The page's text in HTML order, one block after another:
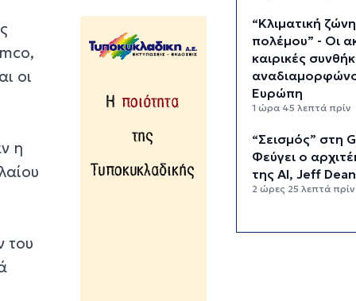
οι
η
του
“Κλιματική ζώνη
πολέμου” - Οι
καιρικές
Ευρώπη
1 ώρα 45 λεπτά πρίν
“Σεισμός” στη
Φεύγει ο
της AI, Jeff Dean
2 ώρες 25 λεπτά πρίν
αιθέριο έλαιο